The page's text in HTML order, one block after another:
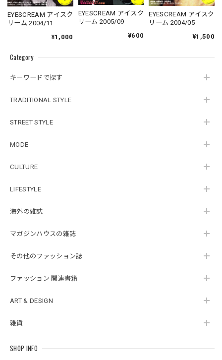
Category
キーワードで探す
TRADITIONAL STYLE
STREET STYLE
MODE
CULTURE
LIFESTYLE
海外の雑誌
マガジンハウスの雑誌
その他のファッション誌
ファッション 関連書籍
ART & DESIGN
雑貨
SHOP INFO
EYESCREAM アイスク
リーム 2004/11
¥1,000
EYESCREAM アイスク
リーム 2005/09
¥600
EYESCREAM アイスク
リーム 2004/05
¥1,500